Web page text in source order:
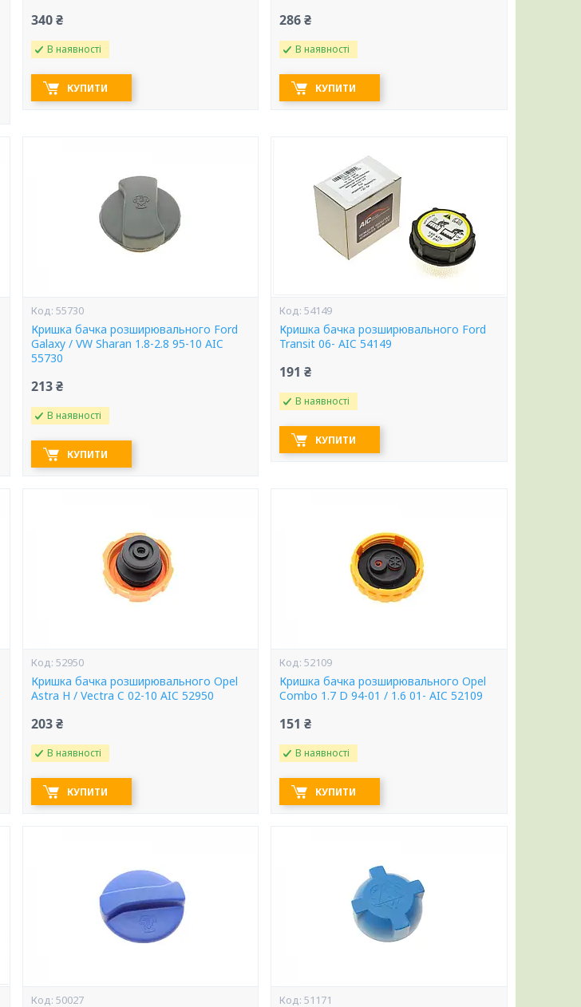
340 ₴
В наявності
КУПИТИ
286 ₴
В наявності
КУПИТИ
55730
Кришка бачка розширювального Ford
Galaxy / VW Sharan 1.8-2.8 95-10 AIC
55730
213 ₴
В наявності
КУПИТИ
54149
Кришка бачка розширювального Ford
Transit 06- AIC 54149
191 ₴
В наявності
КУПИТИ
52950
Кришка бачка розширювального Opel
Astra H / Vectra C 02-10 AIC 52950
203 ₴
В наявності
КУПИТИ
52109
Кришка бачка розширювального Opel
Combo 1.7 D 94-01 / 1.6 01- AIC 52109
151 ₴
В наявності
КУПИТИ
50027 51171